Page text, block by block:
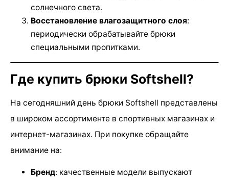
солнечного света.
Восстановление влагозащитного слоя:
периодически обрабатывайте брюки
специальными пропитками.
Где купить брюки Softshell?
На сегодняшний день брюки Softshell представлены
в широком ассортименте в спортивных магазинах и
интернет-магазинах. При покупке обращайте
внимание на:
Бренд: качественные модели выпускают